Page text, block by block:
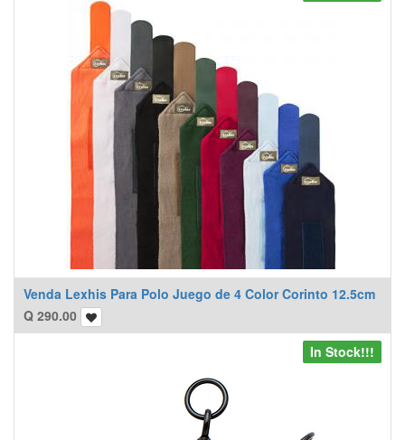
Venda Lexhis Para Polo Juego de 4 Color Corinto 12.5cm
Q 290.00
In Stock!!!